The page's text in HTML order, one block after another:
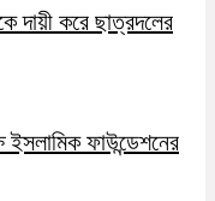
দায়ী করে ছাত্রদলের
ফাউন্ডেশনের